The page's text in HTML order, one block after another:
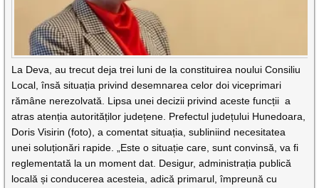
La Deva, au trecut deja trei luni de la constituirea noului Consiliu
Local, însă situația privind desemnarea celor doi viceprimari
rămâne nerezolvată. Lipsa unei decizii privind aceste funcții a
atras atenția autorităților județene. Prefectul județului Hunedoara,
Doris Visirin (foto), a comentat situația, subliniind necesitatea
unei soluționări rapide. „Este o situație care, sunt convinsă, va fi
reglementată la un moment dat. Desigur, administrația publică
locală și conducerea acesteia, adică primarul, împreună cu